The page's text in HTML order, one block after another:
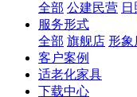
全部 公建民营
服务形式
全部 旗舰店 形象
客户案例
适老化家具
下载中心